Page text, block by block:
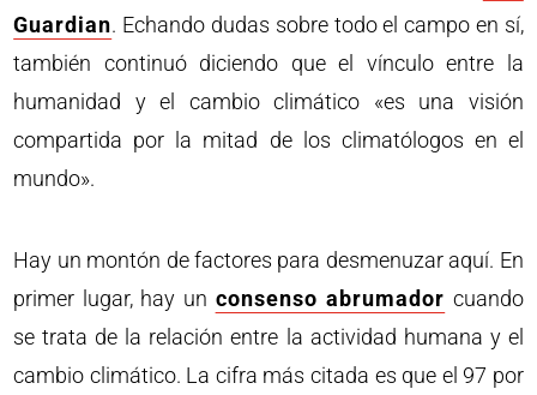
Guardian. Echando dudas sobre todo el campo en sí,
también continuó diciendo que el vínculo entre la
humanidad y el cambio climático «es una visión
compartida por la mitad de los climatólogos en el
mundo».
Hay un montón de factores para desmenuzar aquí. En
primer lugar, hay un consenso abrumador cuando
se trata de la relación entre la actividad humana y el
cambio climático. La cifra más citada es que el 97 por